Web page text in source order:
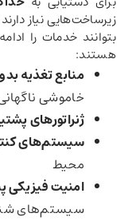
زیرساخت‌هایی نیاز
بتوانند خدمات را
هستند:
منابع تغذیه
خاموشی
ژنراتورهای
سیستم‌های
محیط
امنیت فیزیکی
سیستم‌های